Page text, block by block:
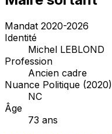
Mandat 2020-2026
Identité
Michel LEBLOND
Profession
Ancien cadre
Nuance Politique (2020)
NC
Âge
73 ans